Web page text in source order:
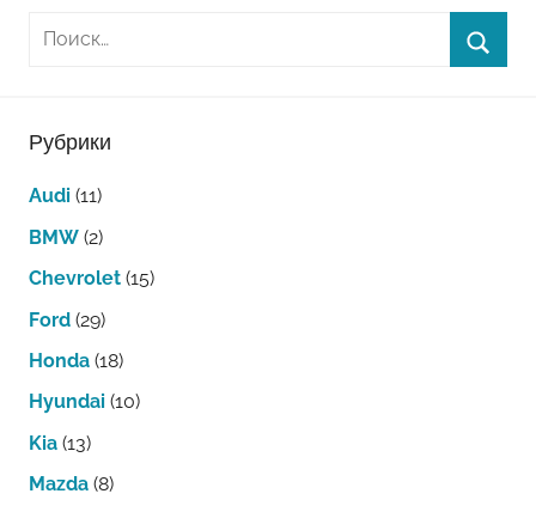
Рубрики
Audi (11)
BMW (2)
Chevrolet (15)
Ford (29)
Honda (18)
Hyundai (10)
Kia (13)
Mazda (8)